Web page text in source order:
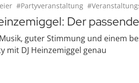
#Partyveranstaltung
Der
guter Stimmung und einem
mit DJ Heinzemiggel genau